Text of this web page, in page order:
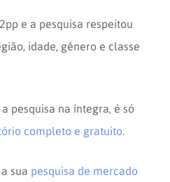
e a pesquisa respeitou
idade, gênero e classe
pesquisa na íntegra, é só
completo e gratuito.
sua pesquisa de mercado